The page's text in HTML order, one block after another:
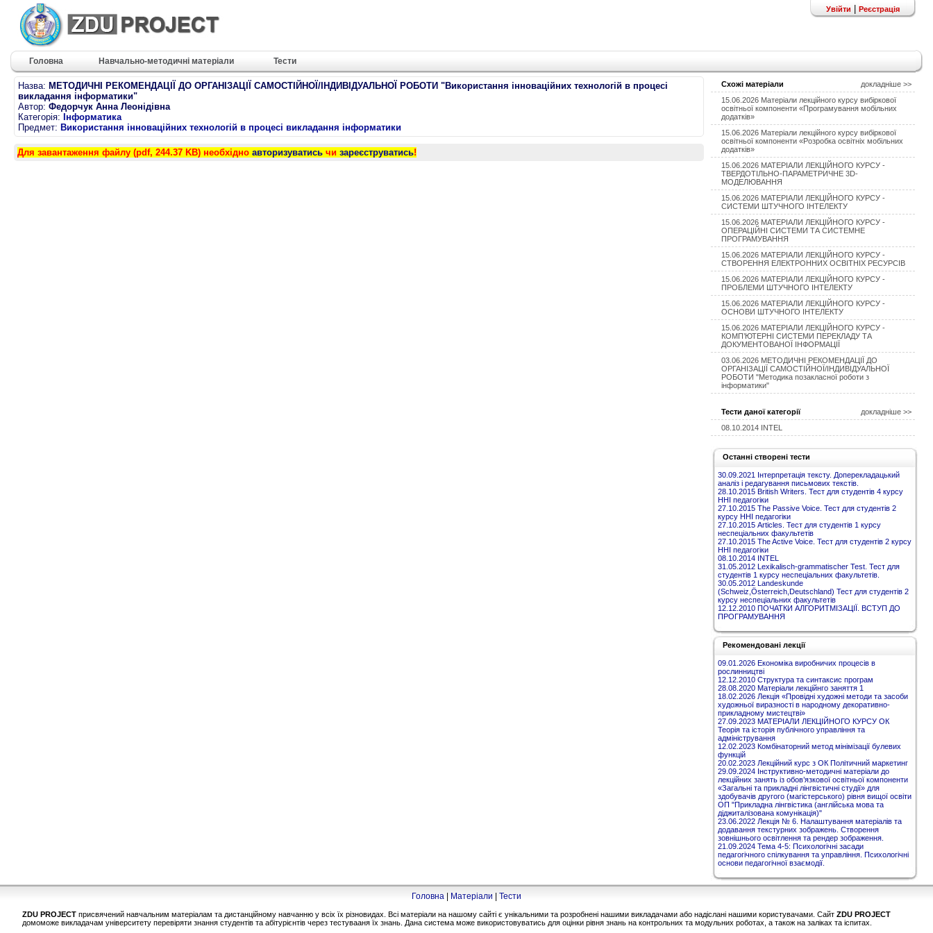
Увійти Реєстрація
Головна Навчально-методичні матеріали Тести
Назва: МЕТОДИЧНІ РЕКОМЕНДАЦІЇ ДО ОРГАНІЗАЦІЇ САМОСТІЙНОЇ/ІНДИВІДУАЛЬНОЇ РОБОТИ "Використання інноваційних технологій в процесі
викладання інформатики"
Автор: Федорчук Анна Леонідівна
Категорія: Інформатика
Предмет: Використання інноваційних технологій в процесі викладання інформатики
Для завантаження файлу (pdf, 244.37 KB) необхідно авторизуватись чи зареєструватись!
Схожі матеріали
докладніше >>
15.06.2026 Матеріали лекційного курсу вибіркової
освітньої компоненти «Програмування мобільних
додатків»
15.06.2026 Матеріали лекційного курсу вибіркової
освітньої компоненти «Розробка освітніх мобільних
додатків»
15.06.2026 МАТЕРІАЛИ ЛЕКЦІЙНОГО КУРСУ -
ТВЕРДОТІЛЬНО-ПАРАМЕТРИЧНЕ 3D-
МОДЕЛЮВАННЯ
15.06.2026 МАТЕРІАЛИ ЛЕКЦІЙНОГО КУРСУ -
СИСТЕМИ ШТУЧНОГО ІНТЕЛЕКТУ
15.06.2026 МАТЕРІАЛИ ЛЕКЦІЙНОГО КУРСУ -
ОПЕРАЦІЙНІ СИСТЕМИ ТА СИСТЕМНЕ
ПРОГРАМУВАННЯ
15.06.2026 МАТЕРІАЛИ ЛЕКЦІЙНОГО КУРСУ -
СТВОРЕННЯ ЕЛЕКТРОННИХ ОСВІТНІХ РЕСУРСІВ
15.06.2026 МАТЕРІАЛИ ЛЕКЦІЙНОГО КУРСУ -
ПРОБЛЕМИ ШТУЧНОГО ІНТЕЛЕКТУ
15.06.2026 МАТЕРІАЛИ ЛЕКЦІЙНОГО КУРСУ -
ОСНОВИ ШТУЧНОГО ІНТЕЛЕКТУ
15.06.2026 МАТЕРІАЛИ ЛЕКЦІЙНОГО КУРСУ -
КОМП’ЮТЕРНІ СИСТЕМИ ПЕРЕКЛАДУ ТА
ДОКУМЕНТОВАНОЇ ІНФОРМАЦІЇ
03.06.2026 МЕТОДИЧНІ РЕКОМЕНДАЦІЇ ДО
ОРГАНІЗАЦІЇ САМОСТІЙНОЇ/ІНДИВІДУАЛЬНОЇ
РОБОТИ "Методика позакласної роботи з
інформатики"
Тести даної категорії
докладніше >>
08.10.2014 INTEL
Останні створені тести
30.09.2021 Інтерпретація тексту. Доперекладацький
аналіз і редагування письмових текстів.
28.10.2015 British Writers. Тест для студентів 4 курсу
ННІ педагогіки
27.10.2015 The Passive Voice. Тест для студентів 2
курсу ННІ педагогіки
27.10.2015 Articles. Тест для студентів 1 курсу
неспеціальних факультетів
27.10.2015 The Active Voice. Тест для студентів 2 курсу
ННІ педагогіки
08.10.2014 INTEL
31.05.2012 Lexikalisch-grammatischer Test. Тест для
студентів 1 курсу неспеціальних факультетів.
30.05.2012 Landeskunde
(Schweiz,Österreich,Deutschland) Тест для студентів 2
курсу неспеціальних факультетів
12.12.2010 ПОЧАТКИ АЛГОРИТМІЗАЦІЇ. ВСТУП ДО
ПРОГРАМУВАННЯ
Рекомендовані лекції
09.01.2026 Економіка виробничих процесів в
рослинництві
12.12.2010 Структура та синтаксис програм
28.08.2020 Матеріали лекційнго заняття 1
18.02.2026 Лекція «Провідні художні методи та засоби
художньої виразності в народному декоративно-
прикладному мистецтві»
27.09.2023 МАТЕРІАЛИ ЛЕКЦІЙНОГО КУРСУ ОК
Теорія та історія публічного управління та
адміністрування
12.02.2023 Комбінаторний метод мінімізації булевих
функцій
20.02.2023 Лекційний курс з ОК Політичний маркетинг
29.09.2024 Інструктивно-методичні матеріали до
лекційних занять із обов’язкової освітньої компоненти
«Загальні та прикладні лінгвістичні студії» для
здобувачів другого (магістерського) рівня вищої освіти
ОП "Прикладна лінгвістика (англійська мова та
діджиталізована комунікація)"
23.06.2022 Лекція № 6. Налаштування матеріалів та
додавання текстурних зображень. Створення
зовнішнього освітлення та рендер зображення.
21.09.2024 Тема 4-5: Психологічні засади
педагогічного спілкування та управління. Психологічні
основи педагогічної взаємодії.
Головна Матеріали Тести
ZDU PROJECT присвячений навчальним матеріалам та дистанційному навчанню у всіх їх різновидах. Всі матеріали на нашому сайті є унікальними та розробнені нашими викладачами або надіслані нашими користувачами. Сайт ZDU PROJECT
домоможе викладачам університету перевіряти знання студентів та абітурієнтів через тестувааня їх знань. Дана система може використовуватись для оцінки рівня знань на контрольних та модульних роботах, а також на заліках та іспитах.